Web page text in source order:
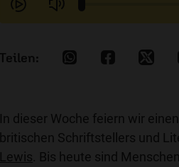
In dieser Woche feiern wir
britischen Schriftstellers und
Lewis . Bis heute sind